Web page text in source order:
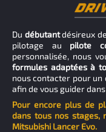
Du débutantdésireux
pilotage au pilote
personnalisée, nous
formules adaptées à
nous contacter pour un
afin de vous guider
Pour encore plus de
dans tous nos stages,
Mitsubishi Lancer Evo.